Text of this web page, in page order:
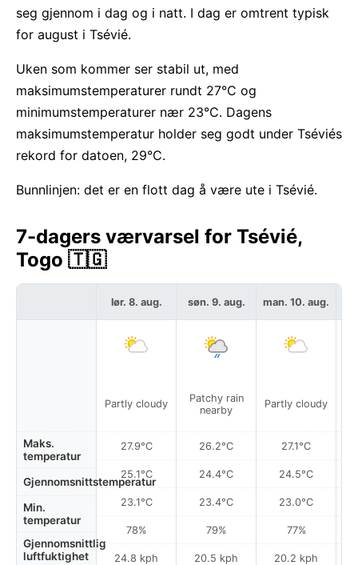
seg gjennom i dag og i natt. I dag er omtrent typisk
for august i Tsévié.
Uken som kommer ser stabil ut, med
maksimumstemperaturer rundt 27°C og
minimumstemperaturer nær 23°C. Dagens
maksimumstemperatur holder seg godt under Tséviés
rekord for datoen, 29°C.
Bunnlinjen: det er en flott dag å være ute i Tsévié.
7-dagers værvarsel for Tsévié,
Togo 🇹🇬
Maks.
temperatur
Gjennomsnittstemperatur
Min.
temperatur
Gjennomsnittlig
luftfuktighet
lør. 8. aug.
Partly cloudy
27.9°C
25.1°C
23.1°C
78%
24.8 kph
søn. 9. aug.
Patchy rain
nearby
26.2°C
24.4°C
23.4°C
79%
20.5 kph
man. 10. aug.
Partly cloudy
27.1°C
24.5°C
23.0°C
77%
20.2 kph